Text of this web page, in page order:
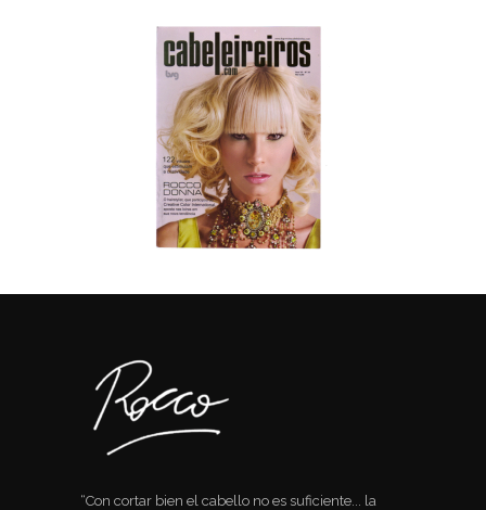
“Con cortar bien el cabello no es suficiente... la